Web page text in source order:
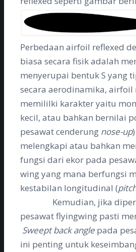
Perbedaan airfoil reflexed
biasa secara fisik adalah
menyerupai bentuk S yang
secara aerodinamika, airfoil
memililki karakter yaitu
kecil, atau bahkan bernilai
pesawat cenderung nose-up
melengkapi atau bahkan
fungsi dari ekor pada
wing yang mana berfungsi
kestabilan longitudinal (
Kemudian, jika
pesawat flyingwing pasti
Sweept back angle pada
ini penting untuk